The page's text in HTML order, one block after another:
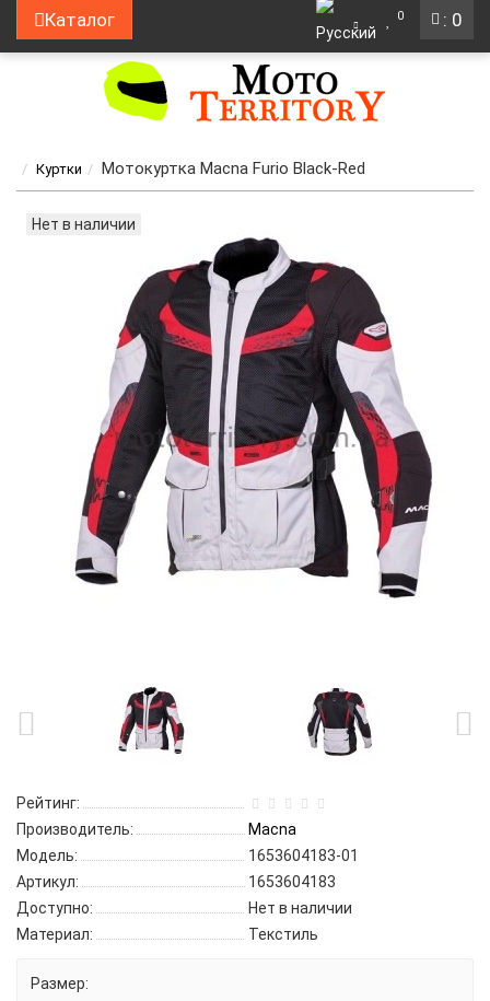
: 0
Каталог 0
Куртки Мотокуртка Macna Furio Black-Red
Нет в наличии
Рейтинг:
Производитель:
Macna
Модель:
1653604183-01
Артикул:
1653604183
Доступно:
Нет в наличии
Материал:
Текстиль
Размер: